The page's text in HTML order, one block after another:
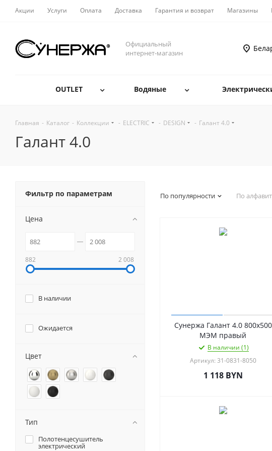
Акции Услуги Оплата Доставка Гарантия и возврат Магазины
Официальный
интернет-магазин
OUTLET Водяные
Главная - Каталог - Коллекции - ELECTRIC - DESIGN - Галант 4.0
Галант 4.0
По популярности По
Сунержа Галант 4.0 800х500
МЭМ правый
В наличии (1)
Артикул: 31-0831-8050
1 118BYN
Фильтр по параметрам
Цена
882 2 008
В наличии
Ожидается
Цвет
Тип
Полотенцесушитель
электрический